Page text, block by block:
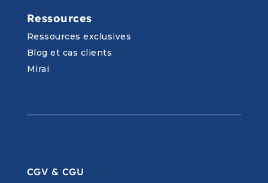
Ressources
Ressources exclusives
Blog et cas clients
Mirai
CGV & CGU